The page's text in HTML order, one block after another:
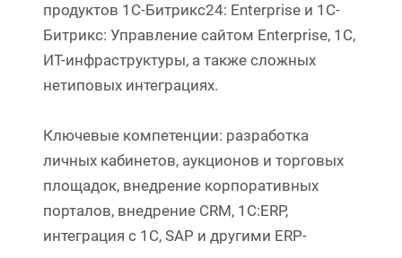
продуктов 1С-Битрикс24: Enterprise и 1C-
Битрикс: Управление сайтом Enterprise, 1С,
ИТ-инфраструктуры, а также сложных
нетиповых интеграциях.
Ключевые компетенции: разработка
личных кабинетов, аукционов и торговых
площадок, внедрение корпоративных
порталов, внедрение CRM, 1С:ERP,
интеграция с 1С, SAP и другими ERP-